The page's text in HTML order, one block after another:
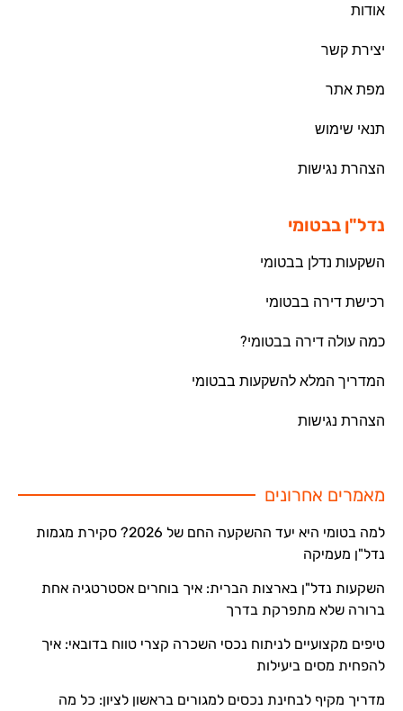
אודות
יצירת קשר
מפת אתר
תנאי שימוש
הצהרת נגישות
נדל"ן בבטומי
השקעות נדלן בבטומי
רכישת דירה בבטומי
כמה עולה דירה בבטומי?
המדריך המלא להשקעות בבטומי
הצהרת נגישות
מאמרים אחרונים
למה בטומי היא יעד ההשקעה החם של 2026? סקירת מגמות
נדל"ן מעמיקה
השקעות נדל"ן בארצות הברית: איך בוחרים אסטרטגיה אחת
ברורה שלא מתפרקת בדרך
טיפים מקצועיים לניתוח נכסי השכרה קצרי טווח בדובאי: איך
להפחית מסים ביעילות
מדריך מקיף לבחינת נכסים למגורים בראשון לציון: כל מה